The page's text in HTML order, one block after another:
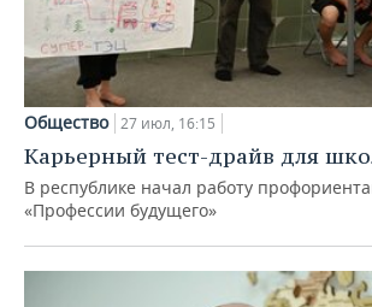
Общество 27 июл, 16:15
Карьерный тест-драйв для
В республике начал работу
«Профессии будущего»